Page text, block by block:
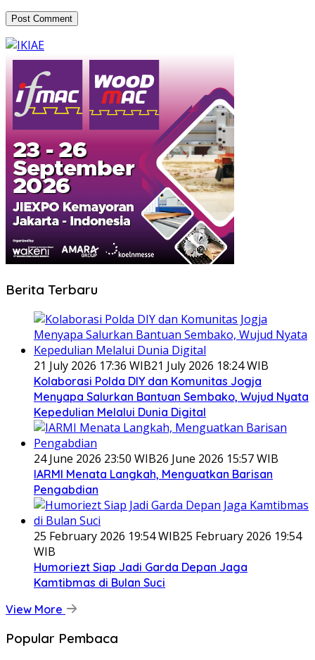
Berita Terbaru
21 July 2026 17:36 WIB21 July 2026 18:24 WIB
Kolaborasi Polda DIY dan Komunitas Jogja
Menyapa Salurkan Bantuan Sembako, Wujud Nyata
Kepedulian Melalui Dunia Digital
24 June 2026 23:50 WIB26 June 2026 15:57 WIB
IARMI Menata Langkah, Menguatkan Barisan
Pengabdian
25 February 2026 19:54 WIB25 February 2026 19:54
WIB
Humoriezt Siap Jadi Garda Depan Jaga
Kamtibmas di Bulan Suci
View More
Popular Pembaca